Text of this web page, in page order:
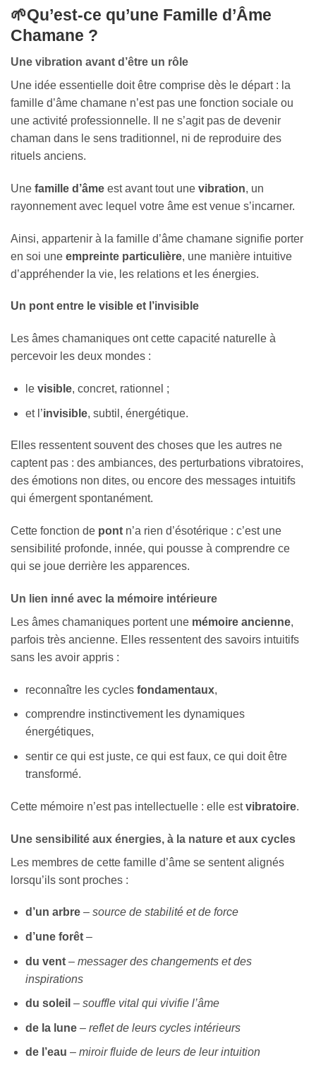
🌱Qu’est-ce qu’une Famille d’Âme
Chamane ?
Une vibration avant d’être un rôle
Une idée essentielle doit être comprise dès le départ : la
famille d’âme chamane n’est pas une fonction sociale ou
une activité professionnelle. Il ne s’agit pas de devenir
chaman dans le sens traditionnel, ni de reproduire des
rituels anciens.
Une famille d’âme est avant tout une vibration, un
rayonnement avec lequel votre âme est venue s’incarner.
Ainsi, appartenir à la famille d’âme chamane signifie porter
en soi une empreinte particulière, une manière intuitive
d’appréhender la vie, les relations et les énergies.
Un pont entre le visible et l’invisible
Les âmes chamaniques ont cette capacité naturelle à
percevoir les deux mondes :
le visible, concret, rationnel ;
et l’invisible, subtil, énergétique.
Elles ressentent souvent des choses que les autres ne
captent pas : des ambiances, des perturbations vibratoires,
des émotions non dites, ou encore des messages intuitifs
qui émergent spontanément.
Cette fonction de pont n’a rien d’ésotérique : c’est une
sensibilité profonde, innée, qui pousse à comprendre ce
qui se joue derrière les apparences.
Un lien inné avec la mémoire intérieure
Les âmes chamaniques portent une mémoire ancienne,
parfois très ancienne. Elles ressentent des savoirs intuitifs
sans les avoir appris :
reconnaître les cycles fondamentaux,
comprendre instinctivement les dynamiques
énergétiques,
sentir ce qui est juste, ce qui est faux, ce qui doit être
transformé.
Cette mémoire n’est pas intellectuelle : elle estvibratoire.
Une sensibilité aux énergies, à la nature et aux cycles
Les membres de cette famille d’âme se sentent alignés
lorsqu’ils sont proches :
d’un arbre– source de stabilité et de force
d’une forêt–
du vent– messager des changements et des
inspirations
du soleil –souffle vital qui vivifie l’âme
de la lune– reflet de leurs cycles intérieurs
de l’eau – miroir fluide de leurs de leur intuition